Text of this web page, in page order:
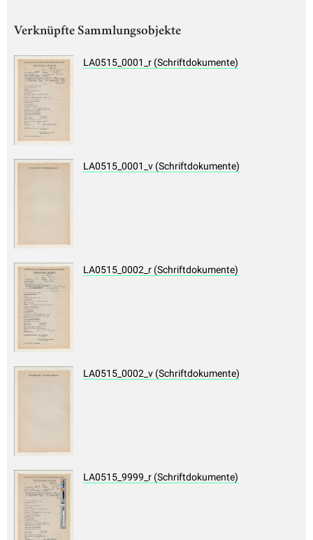
Verknüpfte Sammlungsobjekte
LA0515_0001_r (Schriftdokumente)
LA0515_0001_v (Schriftdokumente)
LA0515_0002_r (Schriftdokumente)
LA0515_0002_v (Schriftdokumente)
LA0515_9999_r (Schriftdokumente)